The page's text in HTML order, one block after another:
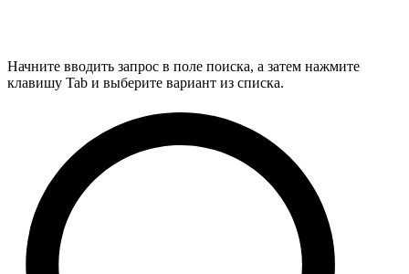
Начните вводить запрос в поле поиска, а затем нажмите
клавишу Tab и выберите вариант из списка.